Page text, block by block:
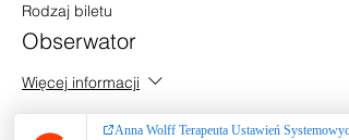
Rodzaj biletu
Obserwator
Więcej informacji